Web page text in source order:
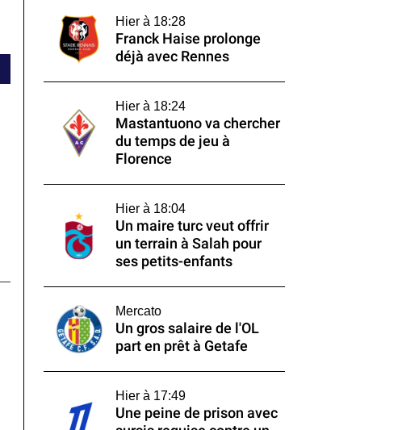
Hier à 18:28
Franck Haise prolonge
déjà avec Rennes
Hier à 18:24
Mastantuono va chercher
du temps de jeu à
Florence
Hier à 18:04
Un maire turc veut offrir
un terrain à Salah pour
ses petits-enfants
Mercato
Un gros salaire de l'OL
part en prêt à Getafe
Hier à 17:49
Une peine de prison avec